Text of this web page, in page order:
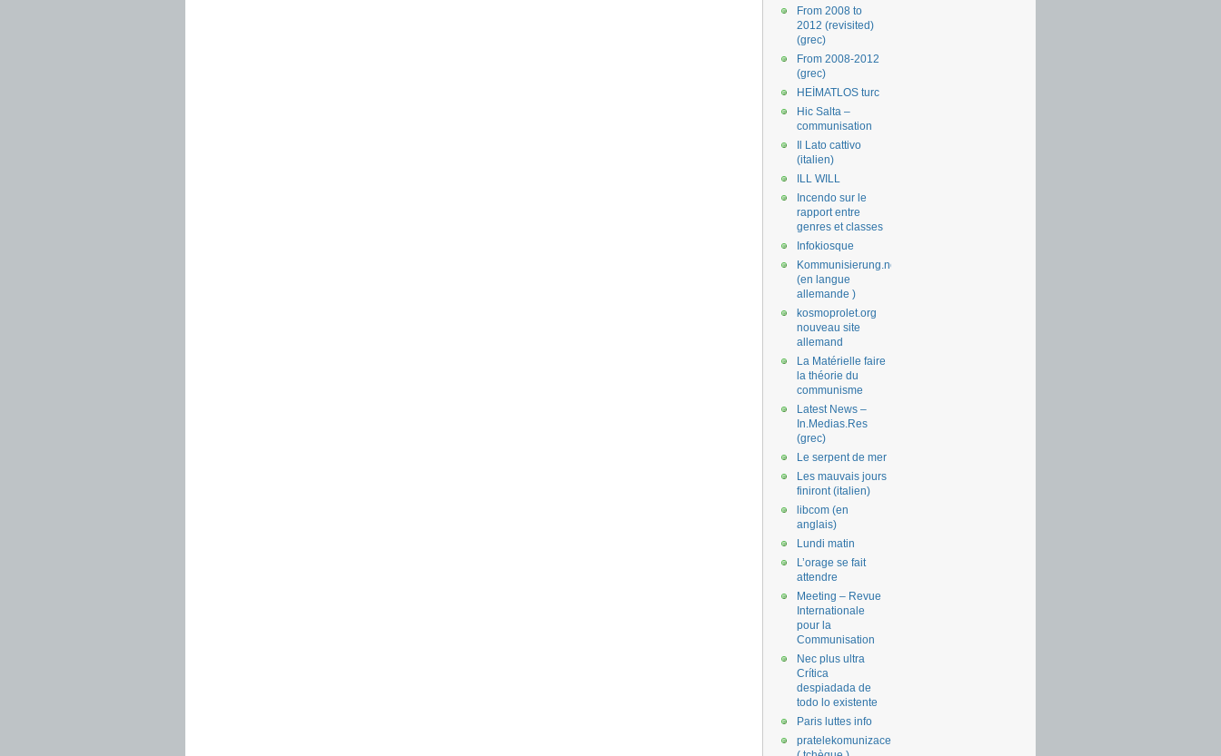
From 2008 to
2012 (revisited)
(grec)
From 2008-2012
(grec)
HEİMATLOS turc
Hic Salta –
communisation
Il Lato cattivo
(italien)
ILL WILL
Incendo sur le
rapport entre
genres et classes
Infokiosque
Kommunisierung.net
(en langue
allemande )
kosmoprolet.org
nouveau site
allemand
La Matérielle faire
la théorie du
communisme
Latest News –
In.Medias.Res
(grec)
Le serpent de mer
Les mauvais jours
finiront (italien)
libcom (en
anglais)
Lundi matin
L’orage se fait
attendre
Meeting – Revue
Internationale
pour la
Communisation
Nec plus ultra
Crítica
despiadada de
todo lo existente
Paris luttes info
pratelekomunizace